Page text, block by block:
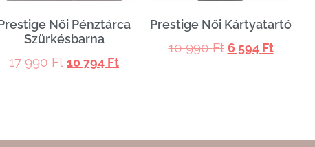
Női Pénztárca
Szürkésbarna
17 990Ft 10 794 Ft
Prestige Női Kártyatartó
10 990Ft 6 594 Ft